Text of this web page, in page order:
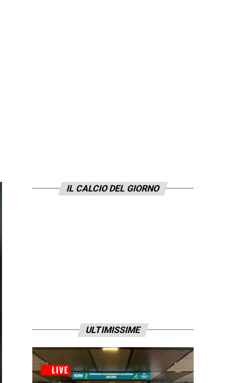
IL CALCIO DEL GIORNO
ULTIMISSIME